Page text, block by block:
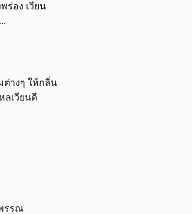
ร่อง เวียน
ต่างๆ ให้กลิ่น
ลเวียนดี
รรณ